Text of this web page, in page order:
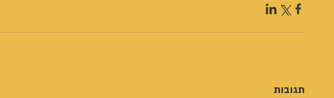
תגובות